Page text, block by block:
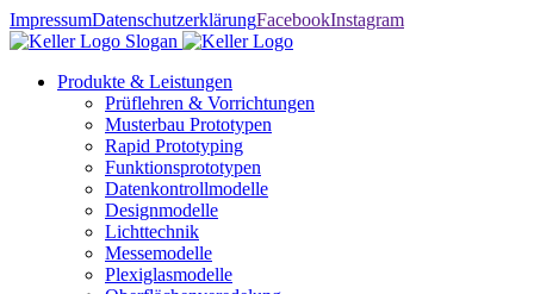
ImpressumDatenschutzerklärungFacebookInstagram
Produkte & Leistungen
Prüflehren & Vorrichtungen
Musterbau Prototypen
Rapid Prototyping
Funktionsprototypen
Datenkontrollmodelle
Designmodelle
Lichttechnik
Messemodelle
Plexiglasmodelle